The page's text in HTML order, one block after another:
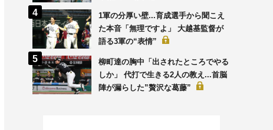
1軍の分厚い壁...育成選手から聞こえ
た本音「無理ですよ」 大越基監督が
語る3軍の“表情”
柳町達の胸中「出されたところでやる
しか」 代打で生きる2人の教え...首脳
陣が漏らした”贅沢な葛藤”